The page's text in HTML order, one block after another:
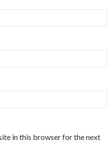
in this browser for the next